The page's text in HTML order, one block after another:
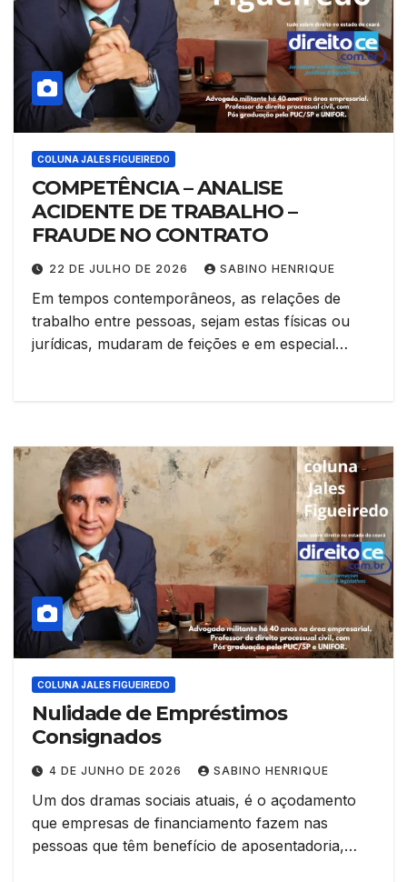
COLUNA JALES FIGUEIREDO
COMPETÊNCIA – ANALISE
ACIDENTE DE TRABALHO –
FRAUDE NO CONTRATO
22 DE JULHO DE 2026 SABINO HENRIQUE
Em tempos contemporâneos, as relações de
trabalho entre pessoas, sejam estas físicas ou
jurídicas, mudaram de feições e em especial…
COLUNA JALES FIGUEIREDO
Nulidade de Empréstimos
Consignados
4 DE JUNHO DE 2026 SABINO HENRIQUE
Um dos dramas sociais atuais, é o açodamento
que empresas de financiamento fazem nas
pessoas que têm benefício de aposentadoria,…